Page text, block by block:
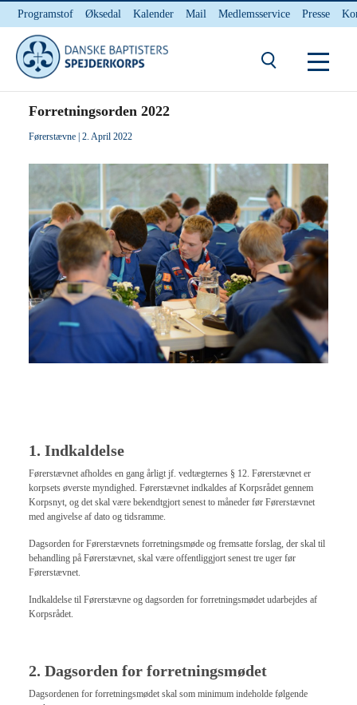
Programstof Øksedal Kalender Mail Medlemsservice Presse
INTERNnet
Du er her:
Forretningsorden 2022
Førerstævne| 2. April 2022
1. Indkaldelse
Førerstævnet afholdes en gang årligt jf. vedtægternes § 12. Førerstævnet er
korpsets øverste myndighed. Førerstævnet indkaldes af Korpsrådet gennem
Korpsnyt, og det skal være bekendtgjort senest to måneder før Førerstævnet
med angivelse af dato og tidsramme.
Dagsorden for Førerstævnets forretningsmøde og fremsatte forslag, der skal til
behandling på Førerstævnet, skal være offentliggjort senest tre uger før
Førerstævnet.
Indkaldelse til Førerstævne og dagsorden for forretningsmødet udarbejdes af
Korpsrådet.
2. Dagsorden for forretningsmødet
Dagsordenen for forretningsmødet skal som minimum indeholde følgende